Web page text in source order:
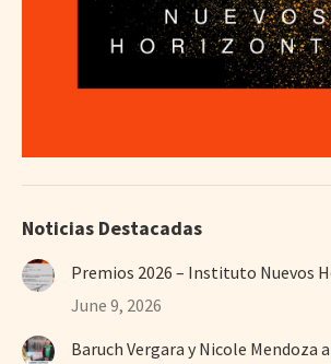
Noticias Destacadas
Premios 2026 – Instituto Nuevos
June 9, 2026
Baruch Vergara y Nicole Mendoza